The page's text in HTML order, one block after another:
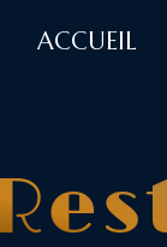
ACCUEIL